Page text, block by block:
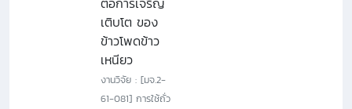
เติบโต ของ
ข้าวโพดข้าว
เหนียว
งานวิจัย : [มจ.2-
61-081] การใช้ถั่ว